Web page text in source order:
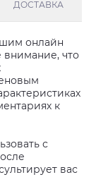
ДОСТАВКА
онлайн
внимание, что
к
с
вас